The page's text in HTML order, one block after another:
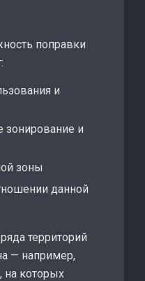
поправки
и
зонирование и
зоны
данной
территорий
— например,
на которых